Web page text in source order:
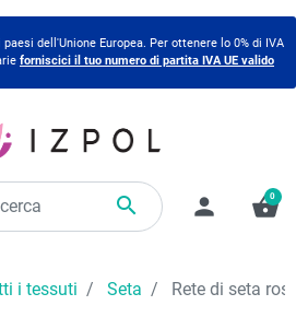
dell'Unione Europea. Per ottenere lo 0% di IVA
forniscici il tuo numero di partita IVA UE valido
 person shopping_basket
0
i tessuti Seta Rete di seta